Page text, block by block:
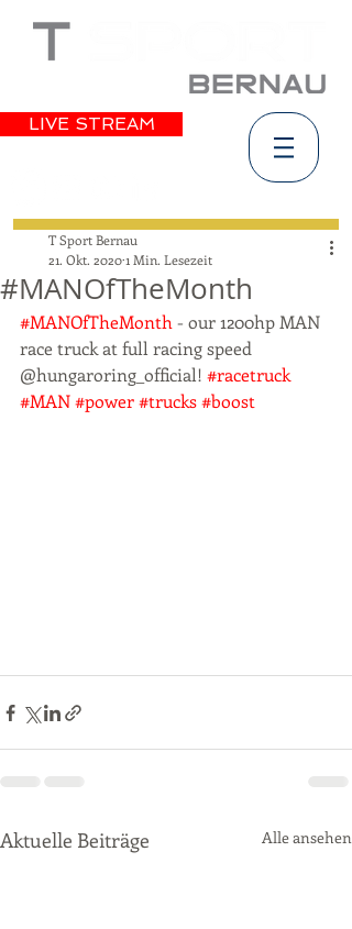
LIVE STREAM
#MANOfTheMonth
T Sport Bernau
21. Okt. 20201 Min. Lesezeit
#MANOfTheMonth - our 1200hp MAN
race truck at full racing speed
@hungaroring_official! #racetruck
#MAN#power#trucks#boost
Aktuelle Beiträge Alle ansehen